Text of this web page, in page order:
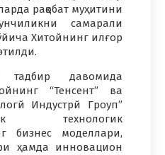
рақобат муҳитини
самарали
Хитойнинг илғор
тадбир давомида
“Тенcент” ва
Индустрй Гроуп”
технологик
бизнес моделлари,
ҳамда инновацион